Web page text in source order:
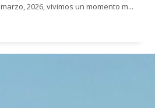
2026, vivimos un momento m...